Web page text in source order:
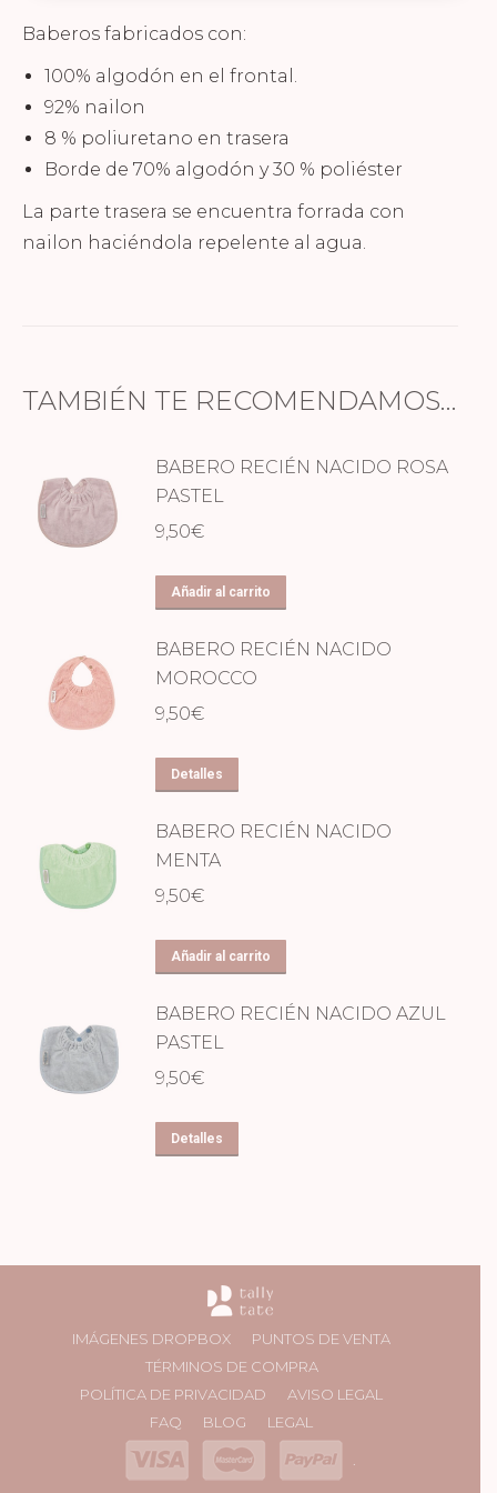
Baberos fabricados con:
100% algodón en el frontal.
92% nailon
8 % poliuretano en trasera
Borde de 70% algodón y 30 % poliéster
La parte trasera se encuentra forrada con
nailon haciéndola repelente al agua.
TAMBIÉN TE RECOMENDAMOS…
BABERO RECIÉN NACIDO ROSA
PASTEL
9,50€
Añadir al carrito
BABERO RECIÉN NACIDO
MOROCCO
9,50€
Detalles
BABERO RECIÉN NACIDO
MENTA
9,50€
Añadir al carrito
BABERO RECIÉN NACIDO AZUL
PASTEL
9,50€
Detalles
IMÁGENES DROPBOX
PUNTOS DE VENTA
TÉRMINOS DE COMPRA
POLÍTICA DE PRIVACIDAD
AVISO LEGAL
FAQ
BLOG LEGAL